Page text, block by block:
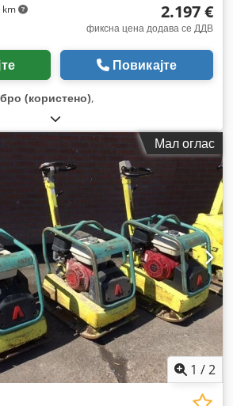
km 2.197 €
фиксна цена додава се ДДВ
Повикајте
(користено),
Мал оглас
1 /2